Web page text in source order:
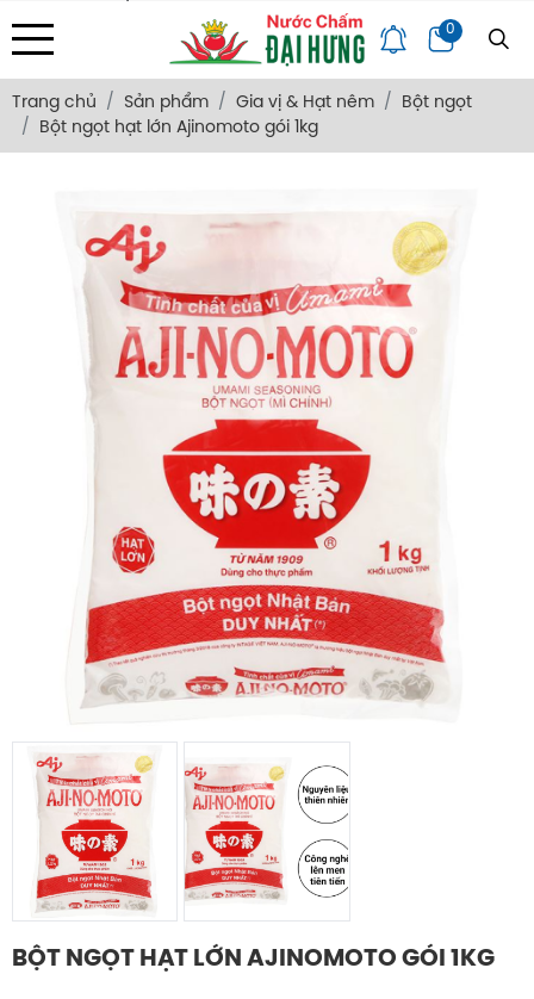
Địa chỉ: 133/34 Văn Thân, Phường Bình Tiên, Tp. HCM
Trang Chủ
Giới Thiệu Bảng Giá Góc Chia Sẻ
Hỏi Đáp
0
Trang chủ Sản phẩm Gia vị & Hạt nêm
Bột ngọt
Bột ngọt hạt lớn Ajinomoto gói 1kg
BỘT NGỌT HẠT LỚN AJINOMOTO GÓI 1KG